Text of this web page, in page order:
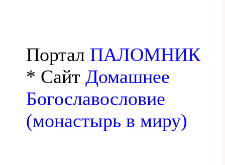
Портал ПАЛОМНИК
* Сайт Домашнее
Богославословие
(монастырь в миру)